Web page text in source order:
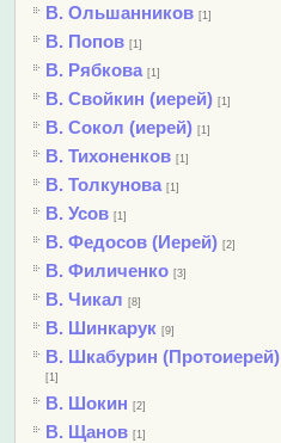
В. Ольшанников [1]
В. Попов [1]
В. Рябкова [1]
В. Свойкин (иерей) [1]
В. Сокол (иерей) [1]
В. Тихоненков [1]
В. Толкунова [1]
В. Усов [1]
В. Федосов (Иерей) [2]
В. Филиченко [3]
В. Чикал [8]
В. Шинкарук [9]
В. Шкабурин (Протоиерей)
[1]
В. Шокин [2]
В. Щанов [1]